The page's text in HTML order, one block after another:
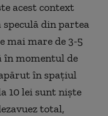
acest context
din partea
mai mare de 3-5
în momentul de
în spațiul
10 lei sunt niște
total,